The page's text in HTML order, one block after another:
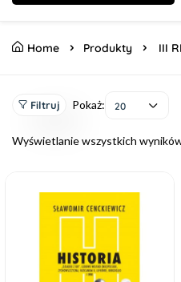
Home Produkty III
Filtruj Pokaż: 20
Wyświetlanie wszystkich